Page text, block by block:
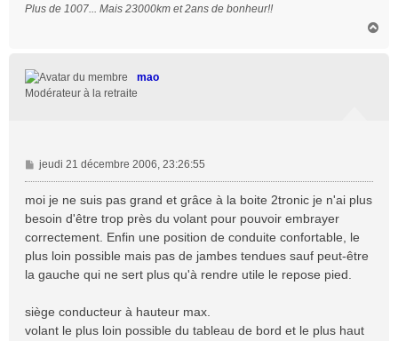
Plus de 1007... Mais 23000km et 2ans de bonheur!!
mao
Modérateur à la retraite
M
e
s
g
e
jeudi 21 décembre 2006, 23:26:55
moi je ne suis pas grand et grâce à la boite 2tronic je n'ai plus
besoin d'être trop près du volant pour pouvoir embrayer
correctement. Enfin une position de conduite confortable, le
plus loin possible mais pas de jambes tendues sauf peut-être
la gauche qui ne sert plus qu'à rendre utile le repose pied.
siège conducteur à hauteur max.
volant le plus loin possible du tableau de bord et le plus haut